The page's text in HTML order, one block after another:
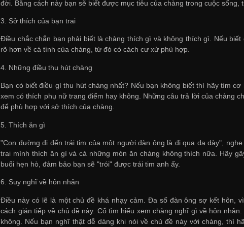
đời. Bằng cách này bạn sẽ biết được mục tiêu của chàng trong cuộc
3. Sở thích của bạn trai
Điều chắc chắn bạn phải biết là chàng thích gì và không thích gì. Nếu
rõ hơn về cá tính của chàng, từ đó có cách cư xử phù hợp.
4. Những điều thu hút chàng
Bạn có biết điều gì thu hút chàng nhất? Nếu bạn không biết thì hãy tìm
xem có thích phụ nữ trang điểm hay không. Những câu trả lời của chàng
để phù hợp với sở thích của chàng.
5. Thích ăn gì
"Con đường đi đến trái tim của một người đàn ông là đi qua dạ dày",
trai mình thích ăn gì và cả những món ăn chàng không thích nữa. Hãy
buổi hẹn hò, đảm bảo bạn sẽ "trói" được trái tim anh ấy.
6. Suy nghĩ về hôn nhân
Điều này có lẽ là một chủ đề khá nhạy cảm. Đa số đàn ông sợ kết hôn,
cách gián tiếp về chủ đề này. Cố tìm hiểu xem chàng nghĩ gì về hôn
không. Nếu bạn nghĩ thật dễ dàng khi nói về chủ đề này với chàng, thì